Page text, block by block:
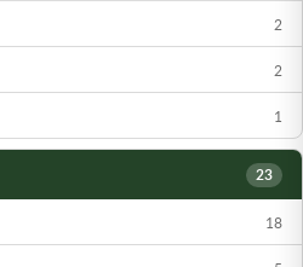
2
2
1
23
18